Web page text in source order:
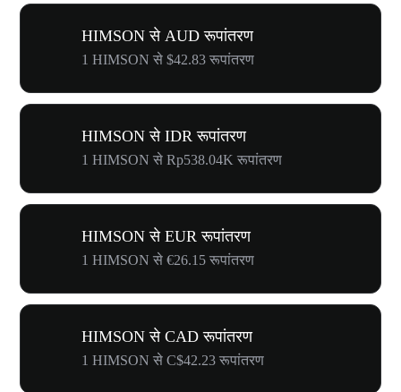
HIMSON से AUD रूपांतरण
1 HIMSON से $42.83 रूपांतरण
HIMSON से IDR रूपांतरण
1 HIMSON से Rp538.04K रूपांतरण
HIMSON से EUR रूपांतरण
1 HIMSON से €26.15 रूपांतरण
HIMSON से CAD रूपांतरण
1 HIMSON से C$42.23 रूपांतरण